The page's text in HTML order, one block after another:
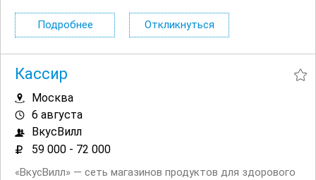
кассой. Оформлять витрины в прикассовой зоне.
Контролировать качество и сроки...
Подробнее Откликнуться
Кассир
Москва
6 августа
ВкусВилл
59 000 - 72 000
«ВкусВилл» — сеть магазинов продуктов для здорового